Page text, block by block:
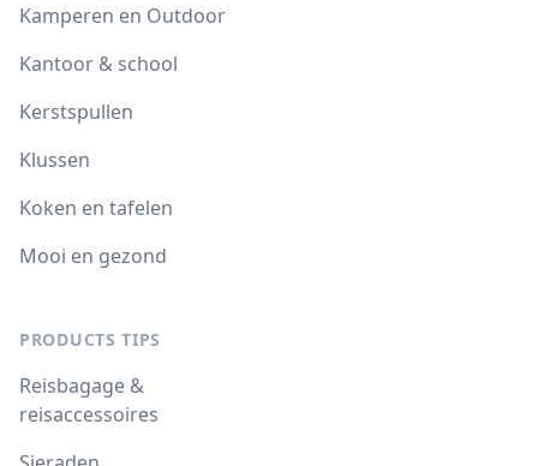
Kamperen en Outdoor
Kantoor & school
Kerstspullen
Klussen
Koken en tafelen
Mooi en gezond
PRODUCTS TIPS
Reisbagage &
reisaccessoires